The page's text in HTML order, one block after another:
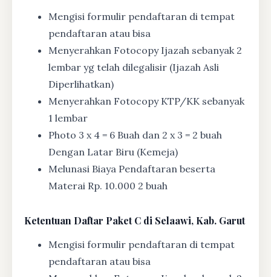
Mengisi formulir pendaftaran di tempat
pendaftaran atau bisa
Menyerahkan Fotocopy Ijazah sebanyak 2
lembar yg telah dilegalisir (Ijazah Asli
Diperlihatkan)
Menyerahkan Fotocopy KTP/KK sebanyak
1 lembar
Photo 3 x 4 = 6 Buah dan 2 x 3 = 2 buah
Dengan Latar Biru (Kemeja)
Melunasi Biaya Pendaftaran beserta
Materai Rp. 10.000 2 buah
Ketentuan Daftar Paket C di Selaawi, Kab. Garut
Mengisi formulir pendaftaran di tempat
pendaftaran atau bisa